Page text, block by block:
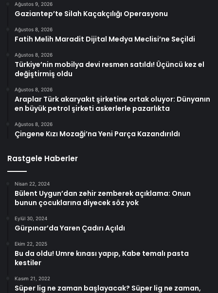
Ağustos 9, 2026
Gaziantep’te Silah Kaçakçılığı Operasyonu
Ağustos 8, 2026
Fatih Melih Maradit Dijital Medya Meclisi’ne Seçildi
Ağustos 8, 2026
Türkiye’nin mobilya devi resmen satıldı! Üçüncü kez el
değiştirmiş oldu
Ağustos 8, 2026
Araplar Türk akaryakıt şirketine ortak oluyor: Dünyanın
en büyük petrol şirketi askerlerle pazarlıkta
Ağustos 8, 2026
Çingene Kızı Mozaği’na Yeni Parça Kazandırıldı
Rastgele Haberler
Nisan 22, 2024
Bülent Uygun’dan zehir zemberek açıklama: Onun
bunun çocuklarına diyecek söz yok
Eylül 30, 2024
Gürpınar’da Yaren Çadırı Açıldı
Ekim 22, 2025
Bu da oldu! Umre kınası yapıp, Kabe temalı pasta
kestiler
Kasım 21, 2022
Süper lig ne zaman başlayacak? Süper lig ne zaman,